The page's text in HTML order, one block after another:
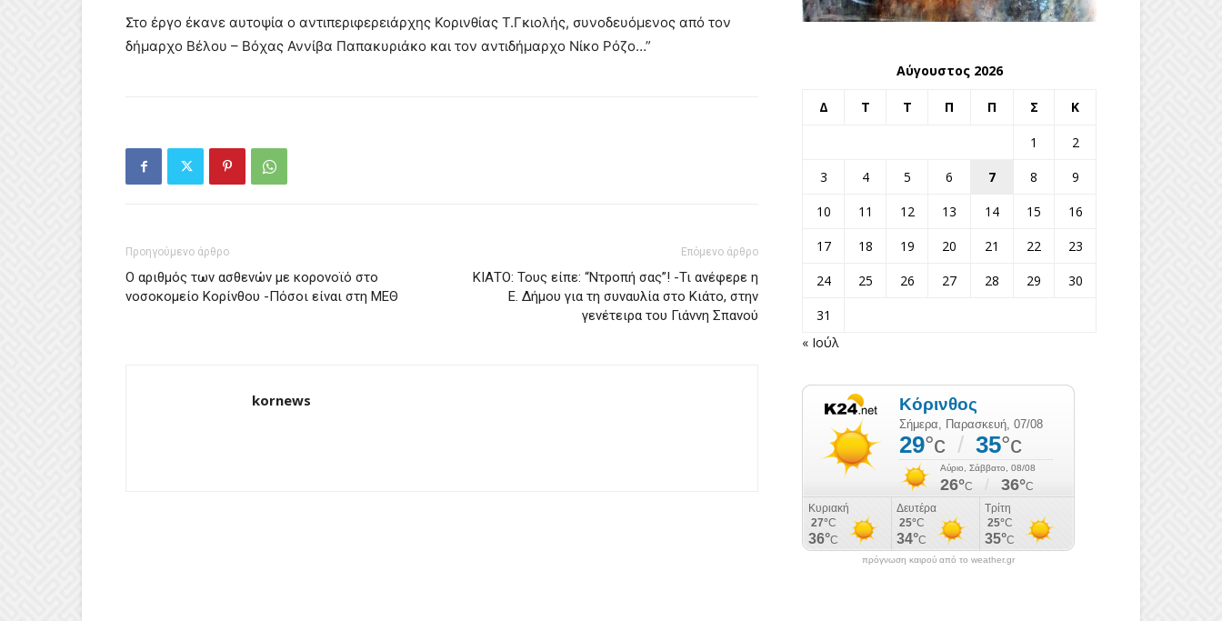
Στο έργο έκανε αυτοψία ο αντιπεριφερειάρχης Κορινθίας Τ.Γκιολής, συνοδευόμενος από τον
δήμαρχο Βέλου – Βόχας Αννίβα Παπακυριάκο και τον αντιδήμαρχο Νίκο Ρόζο…”
Προηγούμενο άρθρο
Ο αριθμός των ασθενών με κορονοϊό στο
νοσοκομείο Κορίνθου -Πόσοι είναι στη ΜΕΘ
Επόμενο άρθρο
ΚΙΑΤΟ: Τους είπε: “Ντροπή σας”! -Τι ανέφερε η
Ε. Δήμου για τη συναυλία στο Κιάτο, στην
γενέτειρα του Γιάννη Σπανού
kornews
Αύγουστος 2026
Δ Τ Τ Π Π Σ Κ
1
2
3
4 5 6 7 8
9
10
11 12 13 14 15
16
17
18 19 20 21 22
23
24
25 26 27 28 29
30
31
« Ιούλ
πρόγνωση καιρού από το weather.gr